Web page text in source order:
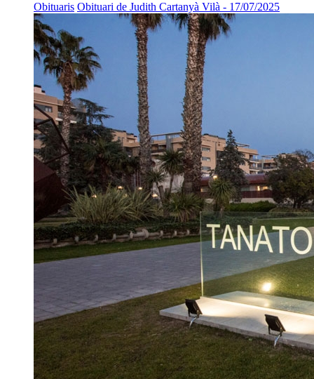
Obituaris Obituari de Judith Cartanyà Vilà - 17/07/2025